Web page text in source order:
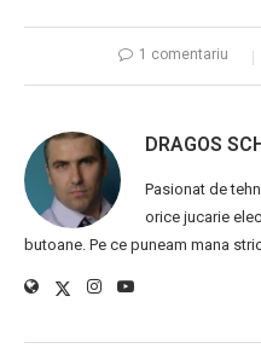
1 comentariu
DRAGOS
Pasionat de
orice jucarie
butoane. Pe ce puneam mana